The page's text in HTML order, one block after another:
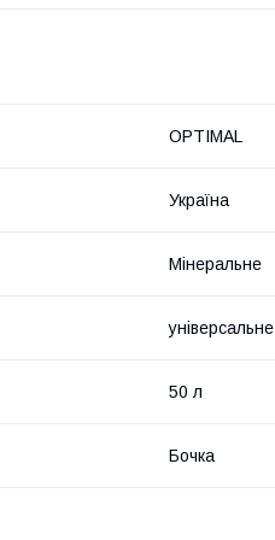
OPTIMAL
Україна
Мінеральне
універсальне
50 л
Бочка